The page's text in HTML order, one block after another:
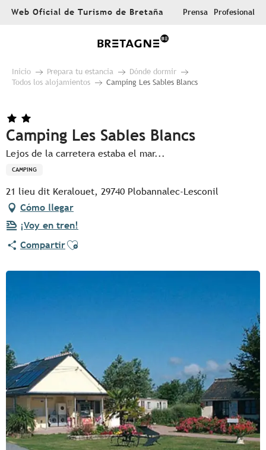
AllerWeb Oficial de Turismo de Bretaña Prensa Profesional
Inicio Prepara tu estancia
Dónde dormir
Todos los alojamientos
Camping Les Sables Blancs
Camping Les Sables Blancs
Lejos de la carretera estaba el mar...
CAMPING
21 lieu dit Keralouet, 29740 Plobannalec-Lesconil
Cómo llegar
¡Voy en tren!
CompartirAjouter aux favoris